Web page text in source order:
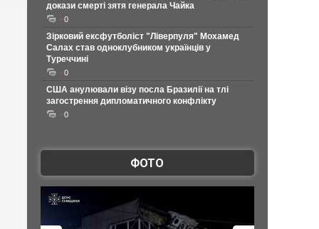
докази смерті зятя генерала Чайка
0
Зірковий ексфутболіст "Ліверпуля" Мохамед
Салах став одноклубником українців у
Туреччині
0
США анулювали візу посла Бразилії на тлі
загострення дипломатичного конфлікту
0
ФОТО